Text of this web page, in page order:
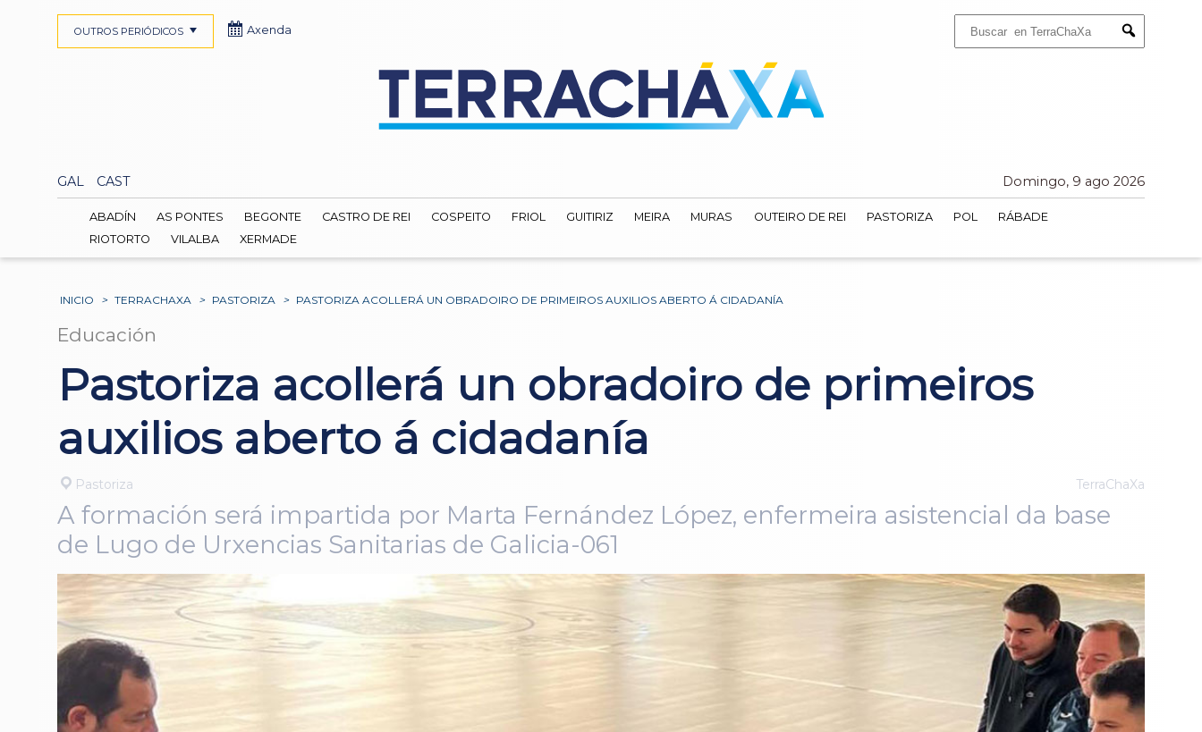
Submit
GAL CAST Domingo, 9 ago 2026
OUTROS PERIÓDICOS Axenda
ABADÍN AS PONTES BEGONTE CASTRO DE REI COSPEITO FRIOL GUITIRIZ MEIRA MURAS OUTEIRO DE REI PASTORIZA POL
RÁBADE
RIOTORTO
VILALBA XERMADE
INICIO > TERRACHAXA > PASTORIZA > PASTORIZA ACOLLERÁ UN OBRADOIRO DE PRIMEIROS AUXILIOS ABERTO Á CIDADANÍA
Educación
Pastoriza acollerá un obradoiro de primeiros
auxilios aberto á cidadanía
Pastoriza TerraChaXa
A formación será impartida por Marta Fernández López, enfermeira asistencial da base
de Lugo de Urxencias Sanitarias de Galicia-061